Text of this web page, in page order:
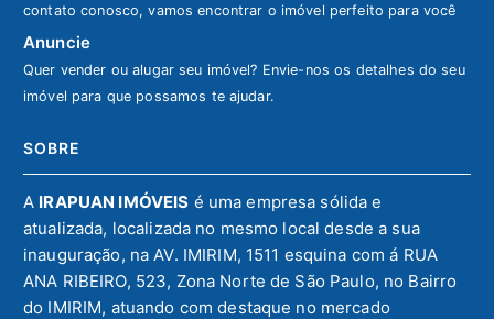
contato conosco, vamos encontrar o imóvel perfeito para você
Anuncie
Quer vender ou alugar seu imóvel? Envie-nos os detalhes do seu
imóvel para que possamos te ajudar.
SOBRE
A IRAPUAN IMÓVEIS é uma empresa sólida e
atualizada, localizada no mesmo local desde a sua
inauguração, na AV. IMIRIM, 1511 esquina com á RUA
ANA RIBEIRO, 523, Zona Norte de São Paulo, no Bairro
do IMIRIM, atuando com destaque no mercado